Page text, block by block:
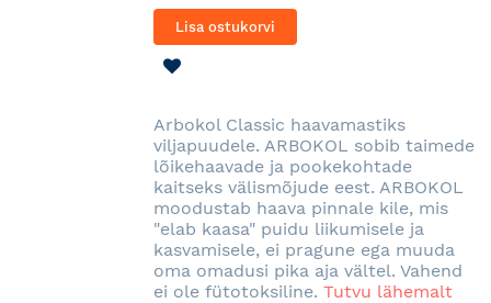
Lisa ostukorvi
Arbokol Classic haavamastiks
viljapuudele. ARBOKOL sobib taimede
lõikehaavade ja pookekohtade
kaitseks välismõjude eest. ARBOKOL
moodustab haava pinnale kile, mis
"elab kaasa" puidu liikumisele ja
kasvamisele, ei pragune ega muuda
oma omadusi pika aja vältel. Vahend
ei ole fütotoksiline. Tutvu lähemalt